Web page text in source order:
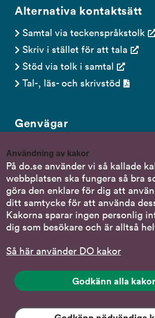
Användning av kakor
På do.se använder vi så kallade
webbplatsen ska fungera så bra
göra den enklare för dig att
ditt samtycke för att använda
Kakorna sparar ingen personlig
dig som besökare och är alltså
Så här använder DO kakor
Godkänn alla kakor
Alternativa kontaktsätt
Samtal via teckenspråkstolk
Skriv i stället för att tala
Stöd via tolk i samtal
Tal-, läs- och skrivstöd
Genvägar
Nationella minoritetsspråk
Om DO:s webbplats
Behandling av
Följ oss
DO på LinkedIn
på
LinkedIn,
till
DO på Instagram
(DO
Instagram,
(DO